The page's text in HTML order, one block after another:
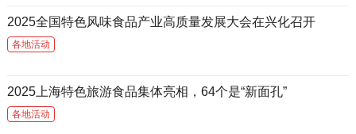
2025全国特色风味食品产业高质量发展大会在兴化召开
各地活动
2025上海特色旅游食品集体亮相，64个是“新面孔”
各地活动